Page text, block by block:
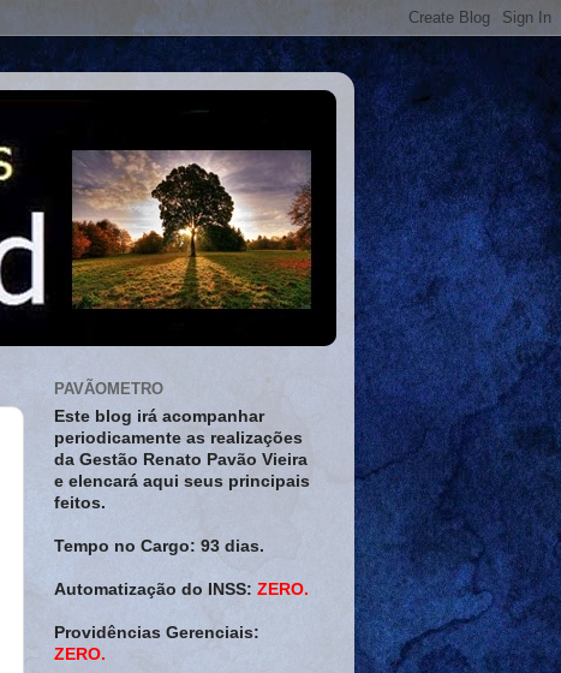
PAVÃOMETRO
Este blog irá acompanhar
periodicamente as realizações
da Gestão Renato Pavão Vieira
e elencará aqui seus principais
feitos.
Tempo no Cargo: 93 dias.
Automatização do INSS: ZERO.
Providências Gerenciais:
ZERO.